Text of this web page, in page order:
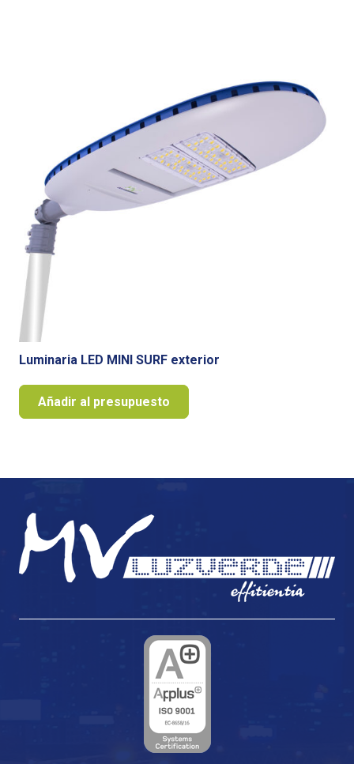
Luminaria LED MINI SURF exterior
Añadir al presupuesto